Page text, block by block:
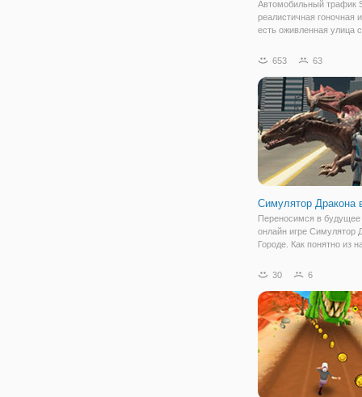
Автомобильный трафик
реалистичная гоночная
есть оживленная улица с
придется взять на
хотите быть
бесконечная
653 63
Симулятор Дракона
Переносимся в будущее
онлайн игре Симулятор
Городе. Как понятно из
симулятор дракона,а
себя новый образ. По
формату и
30 6